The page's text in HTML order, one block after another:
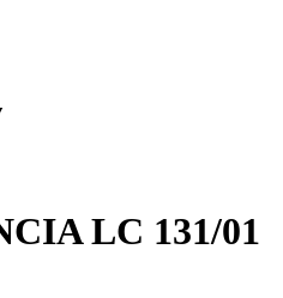
LC 131/01